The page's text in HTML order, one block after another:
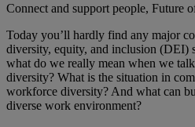
Connect and support people, Future
Today you’ll hardly find any major
diversity, equity, and inclusion (DEI)
what do we really mean when we
diversity? What is the situation in
workforce diversity? And what can
diverse work environment?